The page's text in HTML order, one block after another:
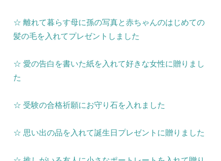
☆ 離れて暮らす母に孫の写真と赤ちゃんのはじめての
髪の毛を入れてプレゼントしました
☆ 愛の告白を書いた紙を入れて好きな女性に贈りまし
た
☆ 受験の合格祈願にお守り石を入れました
☆ 思い出の品を入れて誕生日プレゼントに贈りました